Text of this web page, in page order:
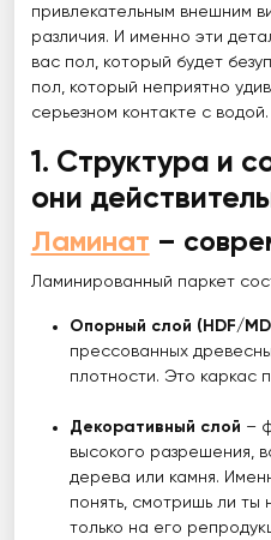
привлекательным внешним
различия. И именно эти
вас пол, который будет
пол, который неприятно
серьезном контакте с водой.
1. Структура и
они
Ламинат –
Ламинированный паркет
Опорный слой (HDF/
прессованных
плотности. Это каркас
Декоративный слой –
высокого разрешения,
дерева или камня.
понять, смотришь ли
только на его